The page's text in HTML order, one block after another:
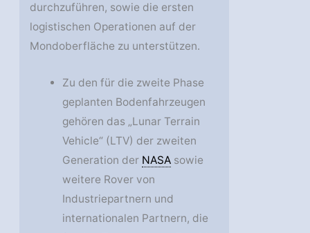
durchzuführen, sowie die ersten
logistischen Operationen auf der
Mondoberfläche zu unterstützen.
Zu den für die zweite Phase
geplanten Bodenfahrzeugen
gehören das „Lunar Terrain
Vehicle“ (LTV) der zweiten
Generation der NASAsowie
weitere Rover von
Industriepartnern und
internationalen Partnern, die